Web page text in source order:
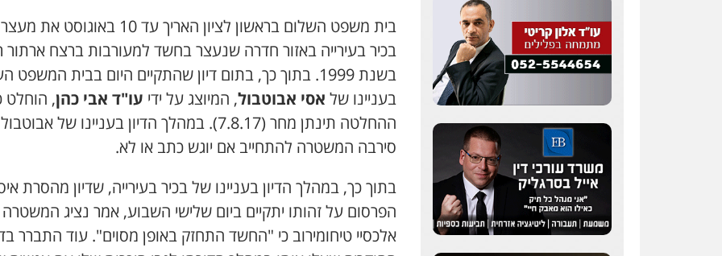
בית משפט השלום בראשון לציון האריך עד 10
בכיר בעירייה באזור חדרה שנעצר בחשד למעורבות ברצח ארתור
בשנת 1999. בתוך כך, בתום דיון שהתקיים היום בבית המשפט
בעניינו של אסי אבוטבול, המיוצג על ידי עו"ד אבי כהן, הוחלט
ההחלטה תינתן מחר (7.8.17). במהלך הדיון בעניינו של
סירבה המשטרה להתחייב אם יוגש כתב או לא.
בתוך כך, במהלך הדיון בעניינו של בכיר בעירייה, שדיון מהסרת
הפרסום על זהותו יתקיים ביום שלישי השבוע, אמר נציג
אלכסיי טיחומירוב כי "החשד התחזק באופן מסוים". עוד התברר